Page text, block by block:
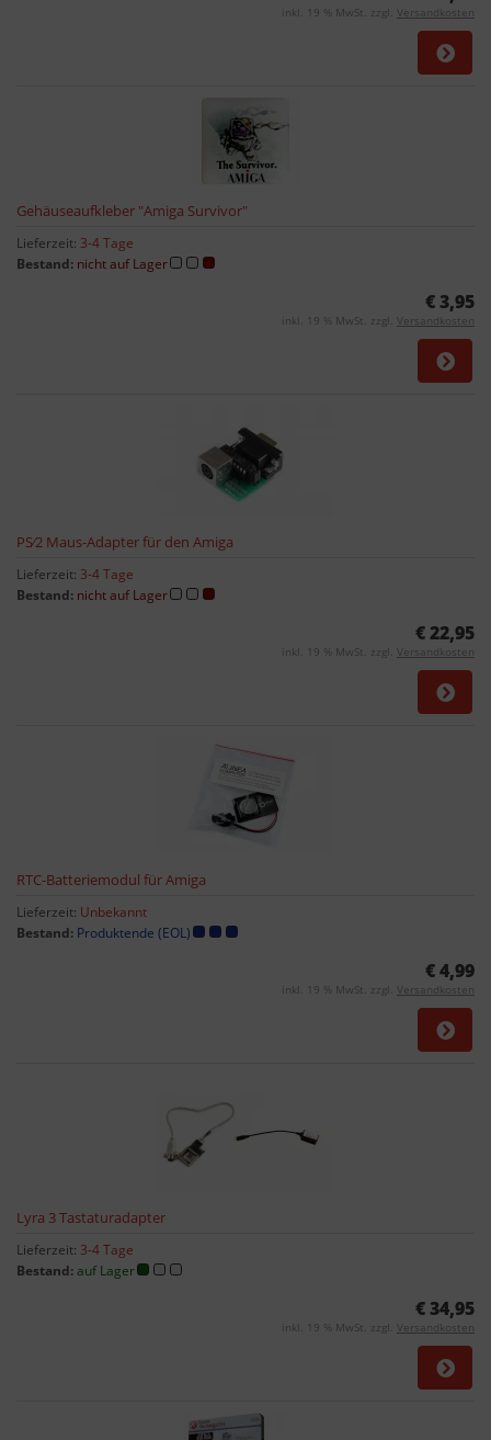
inkl. 19 % MwSt. zzgl. Versandkosten
Gehäuseaufkleber "Amiga Survivor"
Lieferzeit: 3-4 Tage
Bestand: nicht auf Lager
€ 3,95
inkl. 19 % MwSt. zzgl. Versandkosten
PS⁄2 Maus-Adapter für den Amiga
Lieferzeit: 3-4 Tage
Bestand: nicht auf Lager
€ 22,95
inkl. 19 % MwSt. zzgl. Versandkosten
RTC-Batteriemodul für Amiga
Lieferzeit: Unbekannt
Bestand: Produktende (EOL)
€ 4,99
inkl. 19 % MwSt. zzgl. Versandkosten
Lyra 3 Tastaturadapter
Lieferzeit: 3-4 Tage
Bestand:auf Lager
€ 34,95
inkl. 19 % MwSt. zzgl. Versandkosten